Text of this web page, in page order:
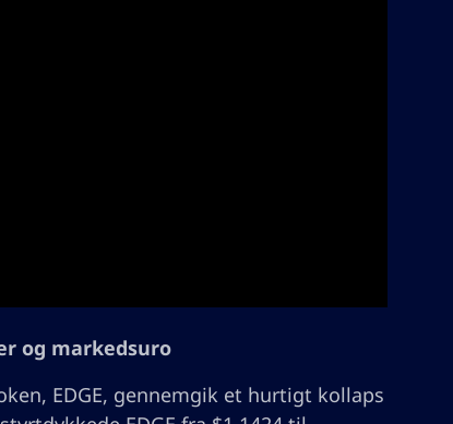
og markedsuro
EDGE, gennemgik et hurtigt kollaps